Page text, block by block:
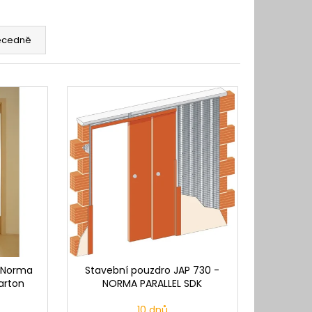
Stavební pouzdro JAP 730 -
NORMA PARALLEL SDK